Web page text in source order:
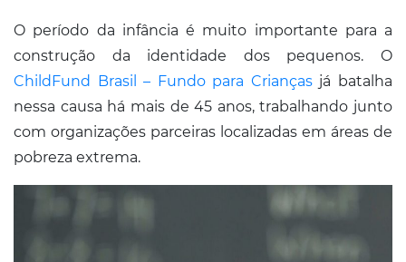
O período da infância é muito importante para a
construção da identidade dos pequenos. O
ChildFund Brasil – Fundo para Criançasjá batalha
nessa causa há mais de 45 anos, trabalhando junto
com organizações parceiras localizadas em áreas de
pobreza extrema.